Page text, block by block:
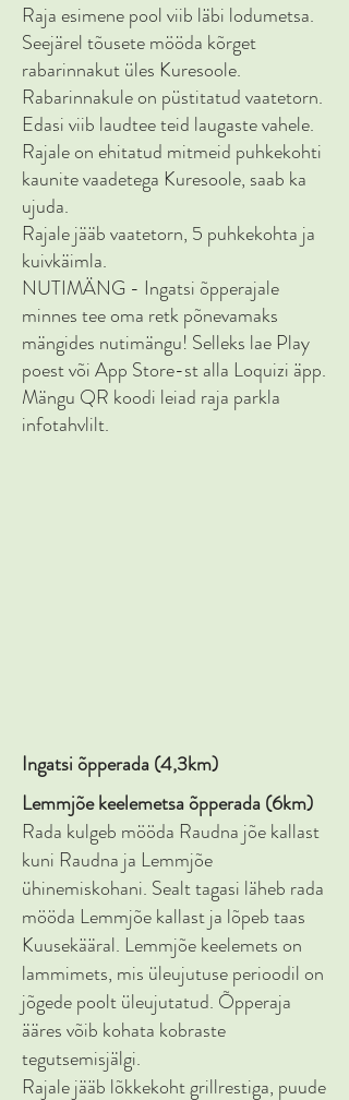
Raja esimene pool viib läbi lodumetsa.
Seejärel tõusete mööda kõrget
rabarinnakut üles Kuresoole.
Rabarinnakule on püstitatud vaatetorn.
Edasi viib laudtee teid laugaste vahele.
Rajale on ehitatud mitmeid puhkekohti
kaunite vaadetega Kuresoole, saab ka
ujuda.
Rajale jääb vaatetorn, 5 puhkekohta ja
kuivkäimla.
NUTIMÄNG - Ingatsi õpperajale
minnes tee oma retk põnevamaks
mängides nutimängu! Selleks lae Play
poest või App Store-st alla Loquizi äpp.
Mängu QR koodi leiad raja parkla
infotahvlilt.
Ingatsi õpperada (4,3km)
Lemmjõe keelemetsa õpperada (6km)
Rada kulgeb mööda Raudna jõe kallast
kuni Raudna ja Lemmjõe
ühinemiskohani. Sealt tagasi läheb rada
mööda Lemmjõe kallast ja lõpeb taas
Kuusekääral. Lemmjõe keelemets on
lammimets, mis üleujutuse perioodil on
jõgede poolt üleujutatud. Õpperaja
ääres võib kohata kobraste
tegutsemisjälgi.
Rajale jääb lõkkekoht grillrestiga, puude